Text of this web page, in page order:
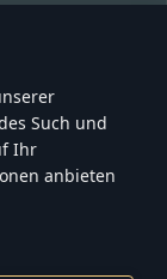
Such und
Ihr
anbieten